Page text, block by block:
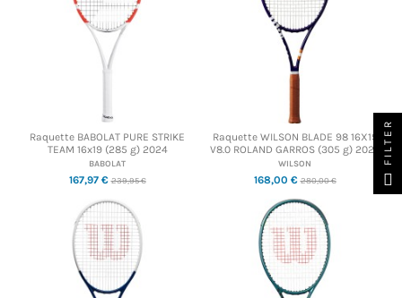
Raquette BABOLAT PURE STRIKE
TEAM 16x19 (285 g) 2024
BABOLAT
167,97 €239,95 €
Raquette WILSON BLADE 98 16X19
V8.0 ROLAND GARROS (305 g) 2023
WILSON
168,00 €280,00 €
FILTER